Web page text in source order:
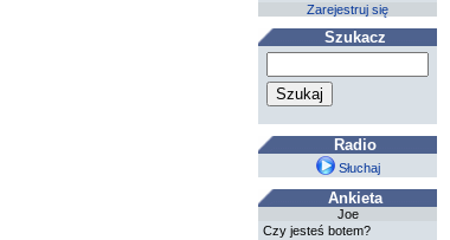
Zarejestruj się
Szukacz
Radio
Słuchaj
Ankieta
Joe
Czy jesteś botem?